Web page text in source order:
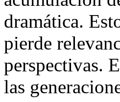
dramática.
pierde
perspectivas.
las